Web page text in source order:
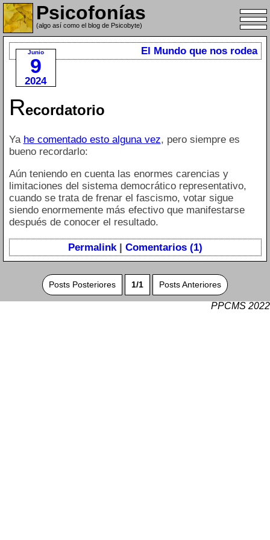
Psicofonías
(algo así como el blog de Psicobyte)
Junio
9
2024
El Mundo que nos rodea
Recordatorio
Ya he comentado esto alguna vez, pero siempre es
bueno recordarlo:
Aún teniendo en cuenta las enormes carencias y
limitaciones del sistema democrático representativo,
cuando se trata de frenar el fascismo, votar sigue
siendo enormemente más efectivo que manifestarse
después de conocer el resultado.
Permalink| Comentarios (1)
Posts Posteriores 1/1 Posts Anteriores
PPCMS 2022